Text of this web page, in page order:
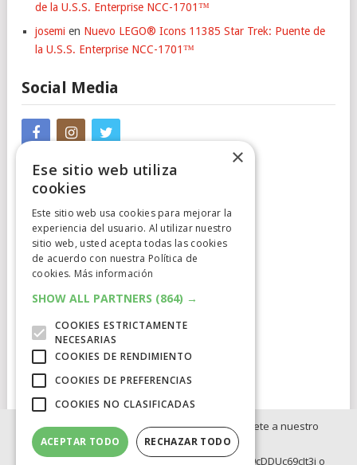
de la U.S.S. Enterprise NCC-1701™
josemi en Nuevo LEGO® Icons 11385 Star Trek: Puente de
la U.S.S. Enterprise NCC-1701™
Social Media
Cumplimiento Normativo
Aviso Legal
Política de Cookies
Clausula de afiliación
Si no quieres perderte ninguna novedad, únete a nuestro
WhatsApp:
https://whatsapp.com/channel/0029Va8BRdy9cDDUc69cIt3j o
×
Ese sitio web utiliza
cookies
Este sitio web usa cookies para mejorar la
experiencia del usuario. Al utilizar nuestro
sitio web, usted acepta todas las cookies
de acuerdo con nuestra Política de
cookies. Más información
SHOW ALL PARTNERS (864) →
COOKIES ESTRICTAMENTE
NECESARIAS
COOKIES DE RENDIMIENTO
COOKIES DE PREFERENCIAS
COOKIES NO CLASIFICADAS
ACEPTAR TODO RECHAZAR TODO